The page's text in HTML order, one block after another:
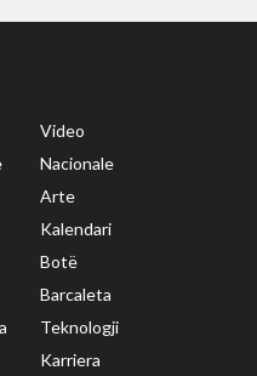
Video
Nacionale
Arte
Kalendari
Botë
Barcaleta
Teknologji
Karriera